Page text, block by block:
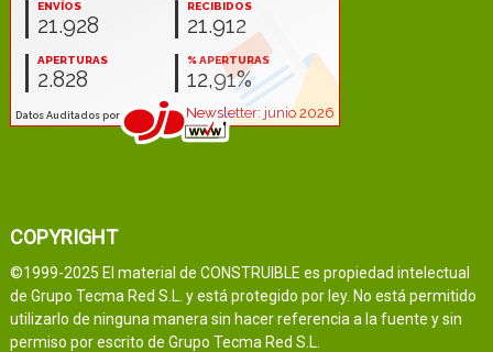
COPYRIGHT
©1999-2025 El material de CONSTRUIBLE es propiedad intelectual
de Grupo Tecma Red S.L. y está protegido por ley. No está permitido
utilizarlo de ninguna manera sin hacer referencia a la fuente y sin
permiso por escrito de Grupo Tecma Red S.L.